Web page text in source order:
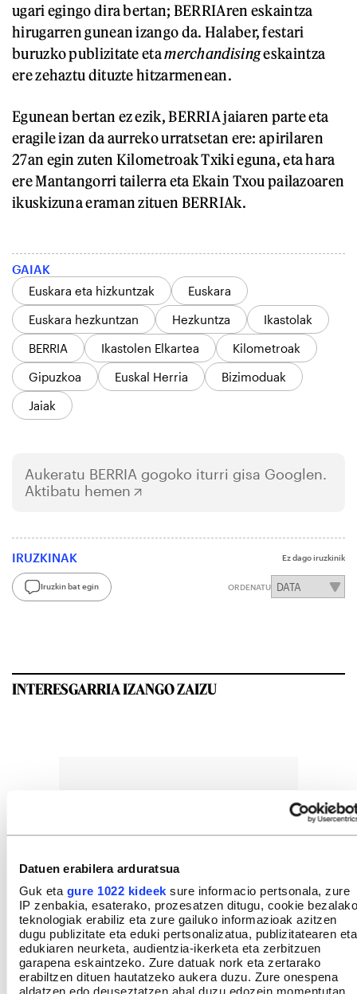
Datuen erabilera arduratsua
Guk eta gure 1022 kideek sure informacio pertsonala, zure
IP zenbakia, esaterako, prozesatzen ditugu, cookie bezalako
teknologiak erabiliz eta zure gailuko informazioak azitzen
dugu publizitate eta eduki pertsonalizatua, publizitatearen eta
edukiaren neurketa, audientzia-ikerketa eta zerbitzuen
garapena eskaintzeko. Zure datuak nork eta zertarako
erabiltzen dituen hautatzeko aukera duzu. Zure onespena
ugari egingo dira bertan; BERRIAren eskaintza
hirugarren gunean izango da. Halaber, festari
buruzko publizitate etamerchandisingeskaintza
ere zehaztu dituzte hitzarmenean.
Egunean bertan ez ezik, BERRIA jaiaren parte eta
eragile izan da aurreko urratsetan ere: apirilaren
27an egin zuten Kilometroak Txiki eguna, eta hara
ere Mantangorri tailerra eta Ekain Txou pailazoaren
ikuskizuna eraman zituen BERRIAk.
GAIAK
Euskara eta hizkuntzak
Euskara
Euskara hezkuntzan
Hezkuntza
Ikastolak
BERRIA
Ikastolen Elkartea
Kilometroak
Gipuzkoa
Euskal Herria
Bizimoduak
Jaiak
Aukeratu BERRIA gogoko iturri gisa Googlen.
Aktibatu hemen
IRUZKINAK Ez dago iruzkinik
Iruzkin bat egin ORDENATU
INTERESGARRIA IZANGO ZAIZU